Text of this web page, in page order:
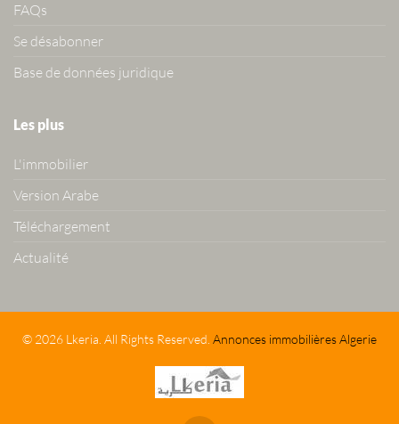
FAQs
Se désabonner
Base de données juridique
Les plus
L'immobilier
Version Arabe
Téléchargement
Actualité
© 2026 Lkeria. All Rights Reserved. Annonces immobilières Algerie